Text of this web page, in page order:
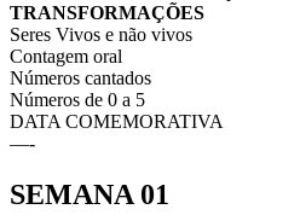
TRANSFORMAÇÕES
Seres Vivos e não vivos
Contagem oral
Números cantados
Números de 0 a 5
DATA COMEMORATIVA
—-
SEMANA 01